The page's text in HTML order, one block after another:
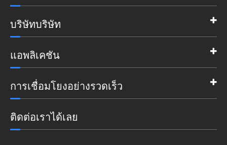
บริษัทบริษัท
แอพลิเคชัน
การเชื่อมโยงอย่างรวดเร็ว
ติดต่อเราได้เลย